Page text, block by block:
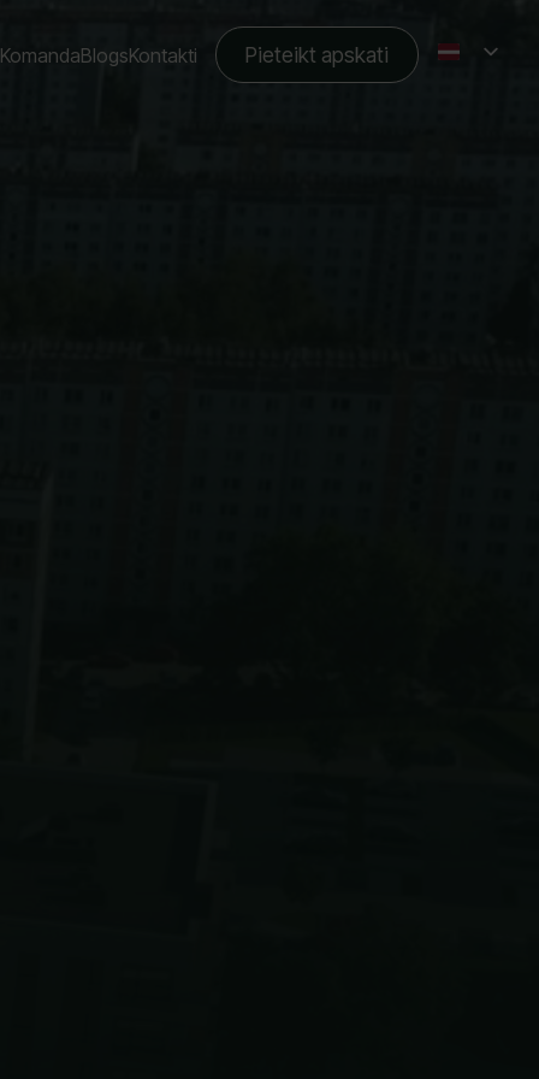
KomandaBlogsKontakti Pieteikt apskati